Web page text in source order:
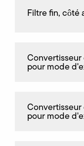
Filtre fin, côté
pour mode
pour mode